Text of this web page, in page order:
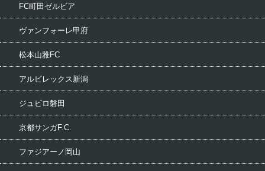
FC町田ゼルビア
ヴァンフォーレ甲府
松本山雅FC
アルビレックス新潟
ジュビロ磐田
京都サンガF.C.
ファジアーノ岡山